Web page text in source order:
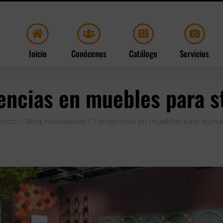
Inicio Conócenos Catálogo Servicios
en muebles para
Inicio Blog Novedades Tendencias en muebles para stands